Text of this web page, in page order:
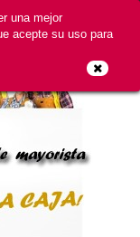
una mejor
acepte su uso para
Contacte con nosotros